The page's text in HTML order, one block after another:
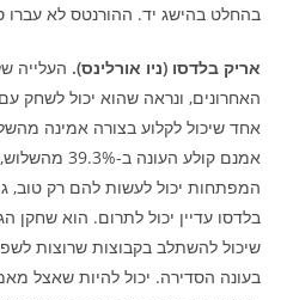
בהחלט בהישג יד. ההורנטס לא עברו
אריק בלדסו (ניו אורלינס). העלייה
האחרונים, ונראה שהוא יכול לשחק עם
אחד שיכול לקלוע בצורה אמינה
אמנם קולע
המפתחות יכול לעשות להם רק טוב,
בלדסו עדיין יכול לתרום. הוא שחקן
שיכול להשתלב בקבוצות שרוצות
בעונה הסדירה. יכול להיות שאצל